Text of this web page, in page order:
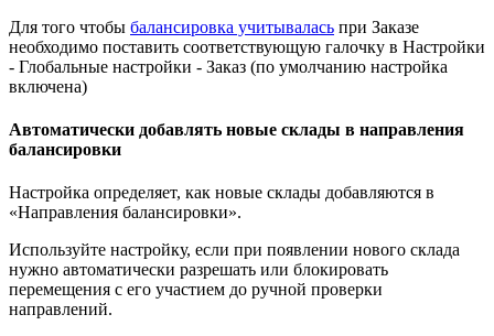
Для того чтобы балансировка учитывалась при Заказе
необходимо поставить соответствующую галочку в Настройки
- Глобальные настройки - Заказ (по умолчанию настройка
включена)
Автоматически добавлять новые склады в направления
балансировки
Настройка определяет, как новые склады добавляются в
«Направления балансировки».
Используйте настройку, если при появлении нового склада
нужно автоматически разрешать или блокировать
перемещения с его участием до ручной проверки
направлений.